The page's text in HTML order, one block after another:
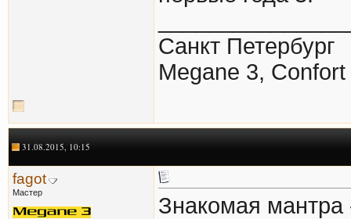
Санкт Петербург
Megane 3,
31.08.2015, 10:15
fagot
Мастер
Знакомая